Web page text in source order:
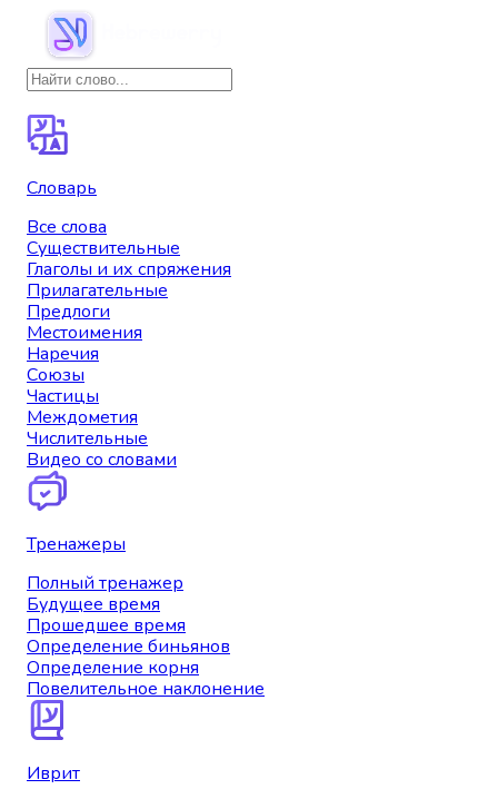
Словарь
Все слова
Существительные
Глаголы и их спряжения
Прилагательные
Предлоги
Местоимения
Наречия
Союзы
Частицы
Междометия
Числительные
Видео со словами
Тренажеры
Полный тренажер
Будущее время
Прошедшее время
Определение биньянов
Определение корня
Повелительное наклонение
Иврит